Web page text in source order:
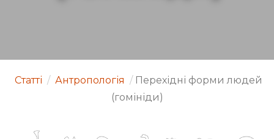
Статті / Антропологія / Перехідні форми людей
(гомініди)